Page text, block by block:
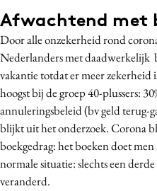
Effectiviteit
Gedragsverandering
Influencer marketing
Interne communicatie
Martech
Media
Merkstrategie
PR
Programmatic
Afwachtend met
Door alle onzekerheid rond
Nederlanders met daadwerkelijk
vakantie totdat er meer
hoogst bij de groep 40-plussers:
annuleringsbeleid (bv geld terug-
blijkt uit het onderzoek. Corona
boekgedrag: het boeken doet
normale situatie: slechts een
veranderd.